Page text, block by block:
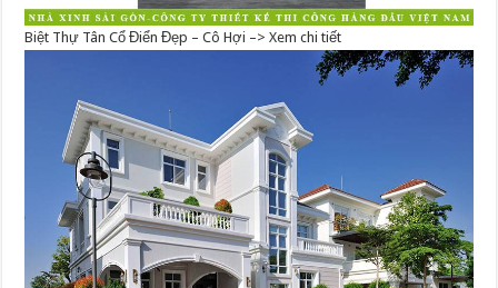
Biệt Thự Tân Cổ Điển Đẹp – Cô Hợi –> Xem chi tiết